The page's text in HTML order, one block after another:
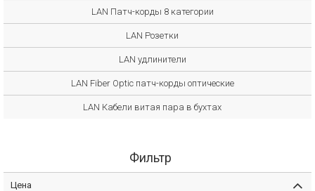
LAN Патч-корды 8 категории
LAN Розетки
LAN удлинители
LAN Fiber Optic патч-корды оптические
LAN Кабели витая пара в бухтах
Фильтр
Цена